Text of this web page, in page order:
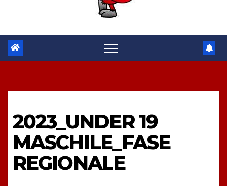
2023_UNDER 19
MASCHILE_FASE
REGIONALE